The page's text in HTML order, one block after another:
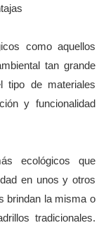
como aquellos
tan grande
tipo de materiales
y funcionalidad
ecológicos que
en unos y otros
brindan la misma o
tradicionales.